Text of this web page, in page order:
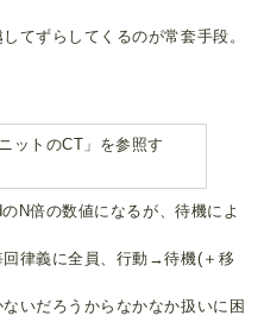
てずらしてくるのが常套手段。
ットのCT」を参照す
N倍の数値になるが、待機によ
律義に全員、行動→待機(＋移
いだろうからなかなか扱いに困